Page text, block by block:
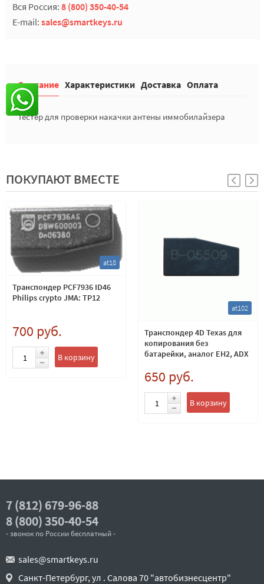
Вся Россия: 8 (800) 350-40-54
E-mail: sales@smartkeys.ru
Описание Характеристики Доставка Оплата
Тестер для проверки накачки антены иммобилайзера
ПОКУПАЮТ ВМЕСТЕ
at18
Транспондер PCF7936 ID46
Philips crypto JMA: TP12
700 руб.
В корзину
at102
Транспондер 4D Texas для
копирования без
батарейки, аналог EH2, ADX
650 руб.
В корзину
7 (812) 679-96-88
8 (800) 350-40-54
- звонок по России бесплатный -
sales@smartkeys.ru
Санкт-Петербург, ул . Салова 70 "автобизнесцентр"